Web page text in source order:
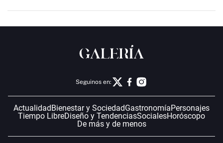
Seguinos en:
Actualidad Bienestar y SociedadGastronomíaPersonajes
Tiempo LibreDiseño y TendenciasSocialesHoróscopo
De más y de menos